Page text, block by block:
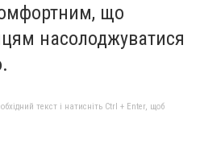
що
насолоджуватися
текст і натисніть Ctrl + Enter, щоб